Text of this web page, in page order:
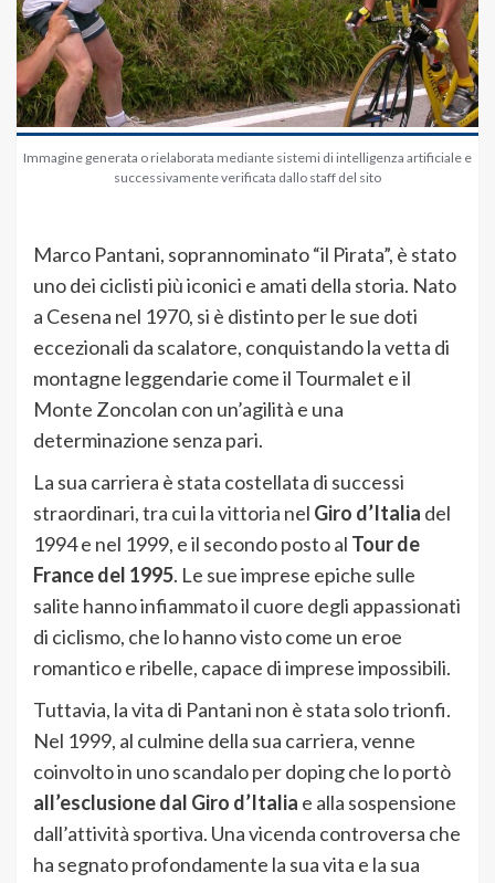
Immagine generata o rielaborata mediante sistemi di intelligenza artificiale e
successivamente verificata dallo staff del sito
Marco Pantani, soprannominato “il Pirata”, è stato
uno dei ciclisti più iconici e amati della storia. Nato
a Cesena nel 1970, si è distinto per le sue doti
eccezionali da scalatore, conquistando la vetta di
montagne leggendarie come il Tourmalet e il
Monte Zoncolan con un’agilità e una
determinazione senza pari.
La sua carriera è stata costellata di successi
straordinari, tra cui la vittoria nel Giro d’Italia del
1994 e nel 1999, e il secondo posto al Tour de
France del 1995. Le sue imprese epiche sulle
salite hanno infiammato il cuore degli appassionati
di ciclismo, che lo hanno visto come un eroe
romantico e ribelle, capace di imprese impossibili.
Tuttavia, la vita di Pantani non è stata solo trionfi.
Nel 1999, al culmine della sua carriera, venne
coinvolto in uno scandalo per doping che lo portò
all’esclusione dal Giro d’Italia e alla sospensione
dall’attività sportiva. Una vicenda controversa che
ha segnato profondamente la sua vita e la sua